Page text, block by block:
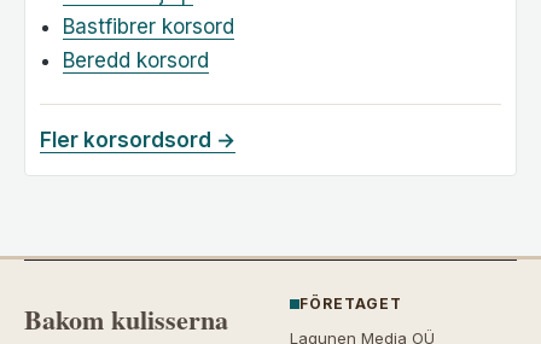
Bastfibrer korsord
Beredd korsord
Fler korsordsord →
Bakom kulisserna FÖRETAGET
Lagunen Media OÜ